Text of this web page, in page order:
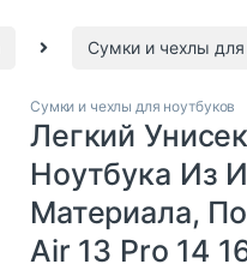
Сумки и чехлы для
Сумки и чехлы для ноутбуков
Легкий
Ноутбука Из
Материала,
Air 13 Pro 14